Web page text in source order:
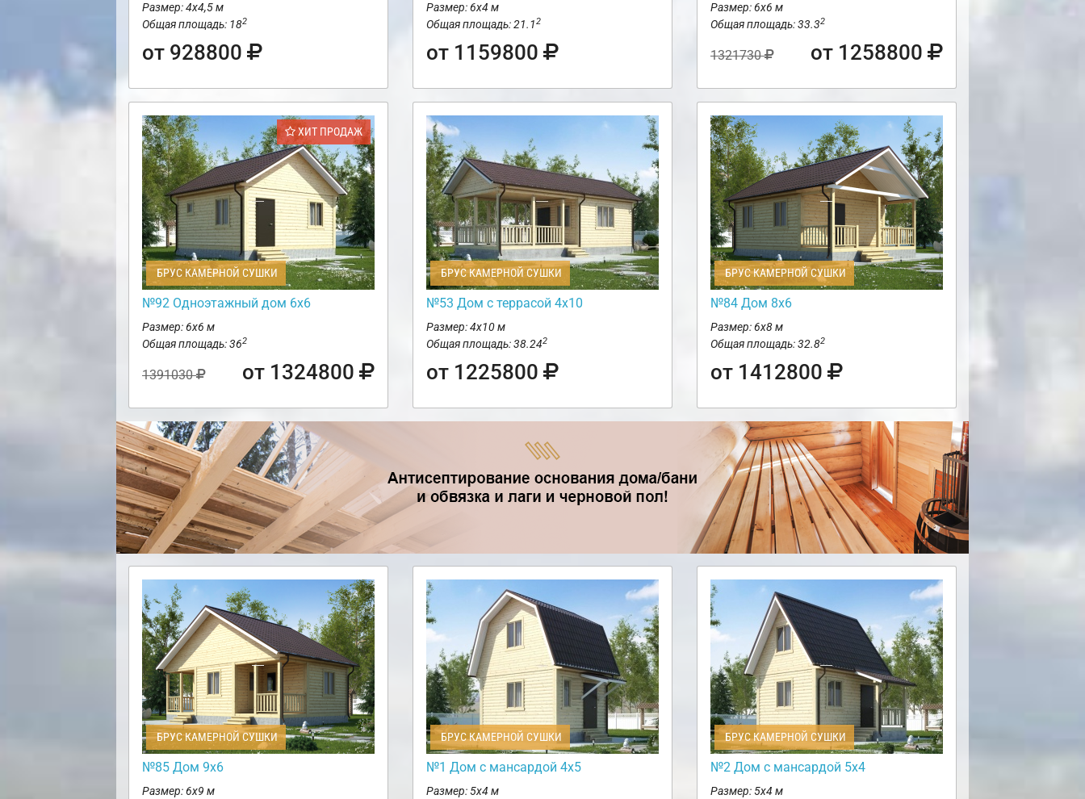
Размер: 4х4,5 м
Общая площадь: 182
от 928800
Размер: 6х4 м
Общая площадь: 21.12
от 1159800
Размер: 6х6 м
Общая площадь: 33.32
1321730 от 1258800
ХИТ ПРОДАЖ
БРУС КАМЕРНОЙ СУШКИ
№92 Одноэтажный дом 6х6
Размер: 6х6 м
Общая площадь: 362
1391030 от 1324800
БРУС КАМЕРНОЙ СУШКИ
№53 Дом с террасой 4х10
Размер: 4х10 м
Общая площадь: 38.242
от 1225800
БРУС КАМЕРНОЙ СУШКИ
№84 Дом 8х6
Размер: 6х8 м
Общая площадь: 32.82
от 1412800
БРУС КАМЕРНОЙ СУШКИ
№85 Дом 9х6
Размер: 6х9 м
БРУС КАМЕРНОЙ СУШКИ
№1 Дом с мансардой 4х5
Размер: 5х4 м
БРУС КАМЕРНОЙ СУШКИ
№2 Дом с мансардой 5х4
Размер: 5х4 м